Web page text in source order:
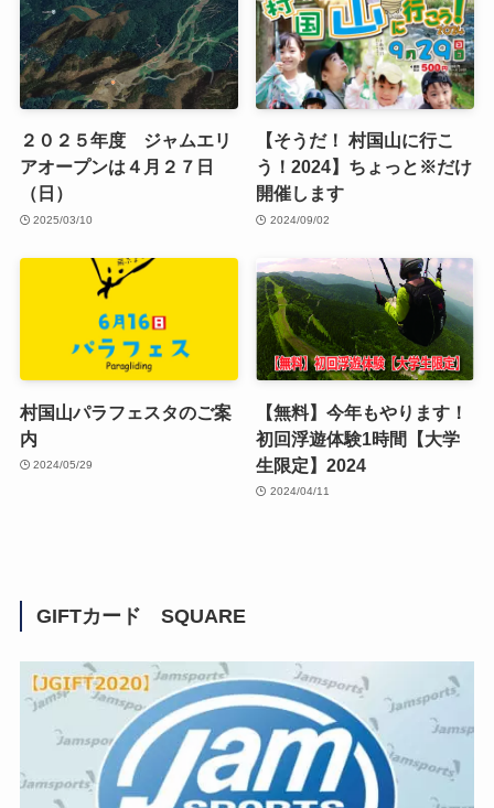
２０２５年度 ジャムエリ
アオープンは４月２７日
（日）
2025/03/10
【そうだ！ 村国山に行こ
う！2024】ちょっと※だけ
開催します
2024/09/02
村国山パラフェスタのご案
内
2024/05/29
【無料】今年もやります！
初回浮遊体験1時間【大学
生限定】2024
2024/04/11
GIFTカード SQUARE